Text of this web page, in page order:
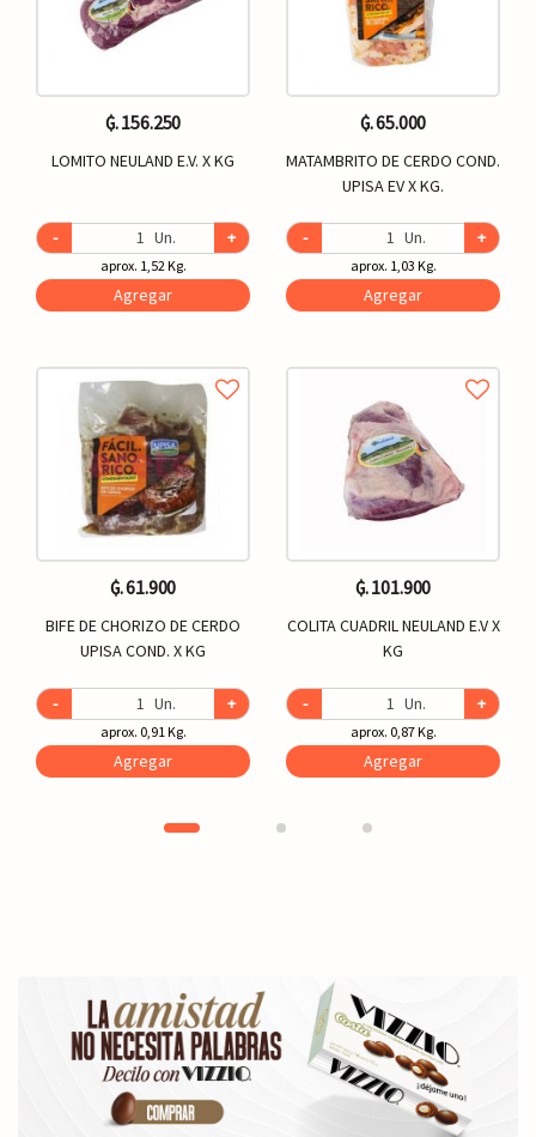
₲. 156.250
LOMITO NEULAND E.V. X KG
- Un. +
aprox. 1,52 Kg.
Agregar
₲. 61.900
BIFE DE CHORIZO DE CERDO
UPISA COND. X KG
- Un. +
aprox. 0,91 Kg.
Agregar
₲. 65.000
MATAMBRITO DE CERDO COND.
UPISA EV X KG.
- Un. +
aprox. 1,03 Kg.
Agregar
₲. 101.900
COLITA CUADRIL NEULAND E.V X
KG
- Un. +
aprox. 0,87 Kg.
Agregar